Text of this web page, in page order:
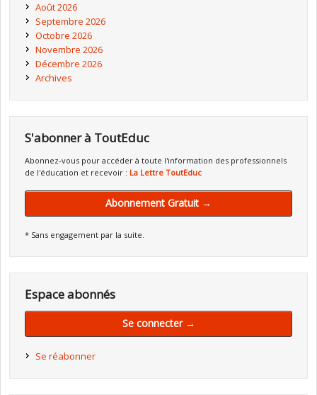
Août 2026
Septembre 2026
Octobre 2026
Novembre 2026
Décembre 2026
Archives
S'abonner à ToutEduc
Abonnez-vous pour accéder à toute l'information des professionnels
de l'éducation et recevoir : La Lettre ToutEduc
Abonnement Gratuit →
* Sans engagement par la suite.
Espace abonnés
Se connecter →
Se réabonner